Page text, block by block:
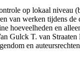
op lokaal niveau
van werken tijdens
hoeveelheden en
Gulck T. van
en